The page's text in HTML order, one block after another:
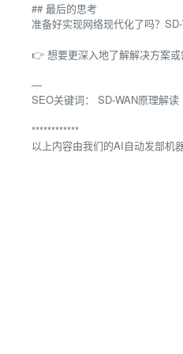
## 最后的思考
准备好实现网络现代化了吗？
👉 想要更深入地了解解决方案
—
SEO关键词： SD-WAN原理解读
************
以上内容由我们的AI自动发部机